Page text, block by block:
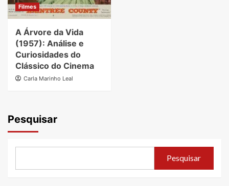
Filmes
A Árvore da Vida
(1957): Análise e
Curiosidades do
Clássico do Cinema
Carla Marinho Leal
Pesquisar
Pesquisar